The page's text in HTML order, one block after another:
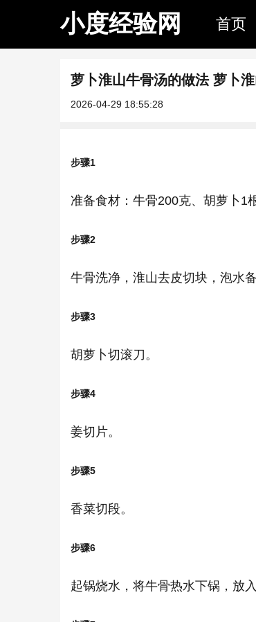
小度经验网 首页
萝卜淮山牛骨汤的做法 萝卜
2026-04-29 18:55:28
步骤1
准备食材：牛骨200克、胡萝卜1
步骤2
牛骨洗净，淮山去皮切块，泡水
步骤3
胡萝卜切滚刀。
步骤4
姜切片。
步骤5
香菜切段。
步骤6
起锅烧水，将牛骨热水下锅，放